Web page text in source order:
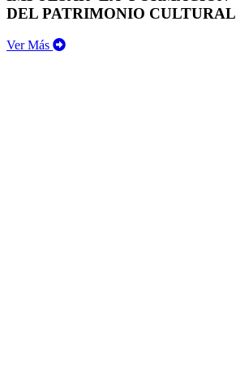
DEL PATRIMONIO CULTURAL
Ver Más